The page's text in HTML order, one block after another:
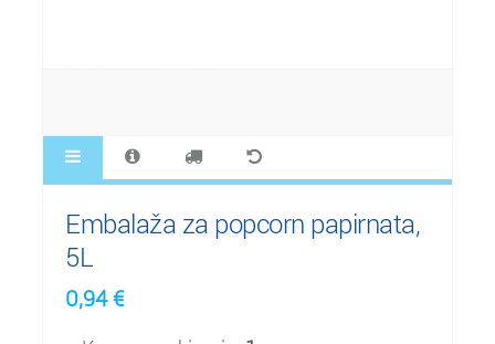
Embalaža za popcorn papirnata,
5L
0,94€